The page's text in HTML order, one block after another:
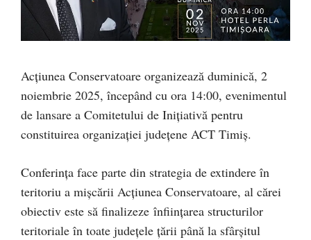
Acțiunea Conservatoare organizează duminică, 2
noiembrie 2025, începând cu ora 14:00, evenimentul
de lansare a Comitetului de Inițiativă pentru
constituirea organizației județene ACT Timiș.
Conferința face parte din strategia de extindere în
teritoriu a mișcării Acțiunea Conservatoare, al cărei
obiectiv este să finalizeze înființarea structurilor
teritoriale în toate județele țării până la sfârșitul